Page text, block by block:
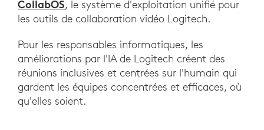
CollabOS, le système d'exploitation unifié pour
les outils de collaboration vidéo Logitech.
Pour les responsables informatiques, les
améliorations par l'IA de Logitech créent des
réunions inclusives et centrées sur l'humain qui
gardent les équipes concentrées et efficaces, où
qu'elles soient.